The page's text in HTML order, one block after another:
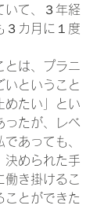
いて、３年経
３カ月に１度
とは、プラニ
いということ
めたい」とい
ったが、レベ
あっても、
決められた手
働き掛けるこ
ことができた